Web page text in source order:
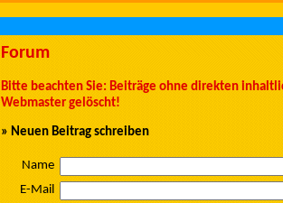
Forum
Bitte beachten Sie: Beiträge ohne direkten
Webmaster gelöscht!
» Neuen Beitrag schreiben
Name
E-Mail